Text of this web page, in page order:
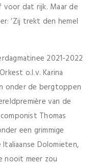
voor dat rijk. Maar de
‘Zij trekt den hemel
2021-2022
o.l.v. Karina
onder de bergtoppen
van de
Thomas
een grimmige
Dolomieten,
nooit meer zou